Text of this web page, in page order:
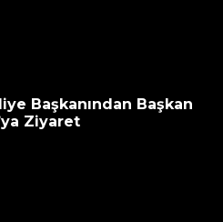
Başkanından Başkan
Ziyaret